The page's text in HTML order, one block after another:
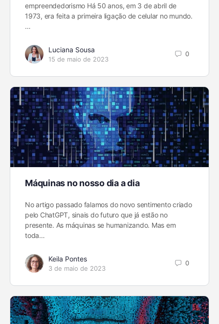
empreendedorismo Há 50 anos, em 3 de abril de
1973, era feita a primeira ligação de celular no mundo.
…
Luciana Sousa
15 de maio de 2023
0
Máquinas no nosso dia a dia
No artigo passado falamos do novo sentimento criado
pelo ChatGPT, sinais do futuro que já estão no
presente. As máquinas se humanizando. Mas em
toda…
Keila Pontes
3 de maio de 2023
0